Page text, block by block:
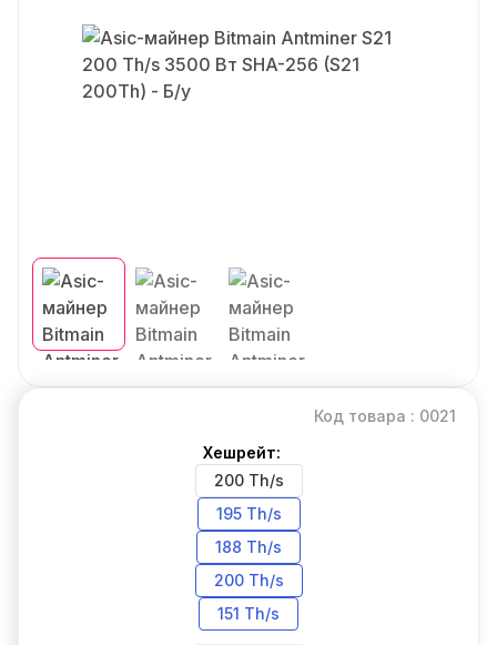
Код товара : 0021
Хешрейт:
200 Th/s
195 Th/s
188 Th/s
200 Th/s
151 Th/s